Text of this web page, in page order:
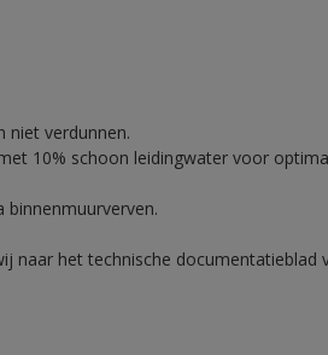
niet verdunnen.
10% schoon leidingwater voor
binnenmuurverven.
naar het technische documentatieblad